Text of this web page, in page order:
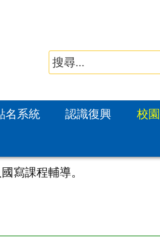
名系統 認識復興 校
寫課程輔導。